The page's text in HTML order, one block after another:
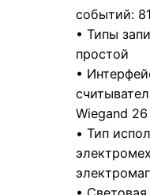
событий:
• Типы
простой
•
Wiegand 26
• Тип